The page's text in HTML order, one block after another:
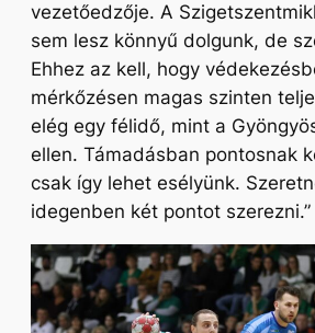
vezetőedzője. A
sem lesz könnyű dolgunk, de
Ehhez az kell, hogy
mérkőzésen magas szinten
elég egy félidő, mint a
ellen. Támadásban pontosnak
csak így lehet esélyünk.
idegenben két pontot szerezni.”